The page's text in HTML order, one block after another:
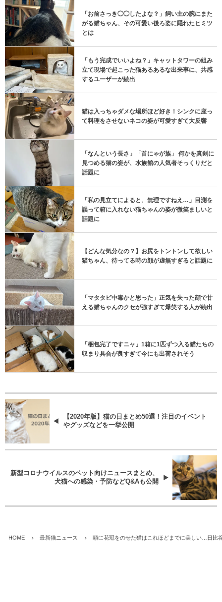
「お前さっき◯◯したよな？」飼い主の腕にまた
がる猫ちゃん、その可愛い後ろ姿に隠れたヒミツ
とは
「もう完成でいいよね？」キャットタワーの組み
立て現場で起こった猫あるあるな出来事に、共感
するユーザーが続出
猫は入っちゃダメな場所ほど好き！シンクに座っ
て料理をさせないネコの姿が可愛すぎて大反響
「なんという長さ」「首にゃが族」 何かを真剣に
見つめる猫の姿が、水族館の人気者そっくりだと
話題に
「私の見立てによると、無理ですねえ…」目測を
誤って箱に入れない猫ちゃんの姿が微笑ましいと
話題に
【どんな気分なの？】お尻をトントンして欲しい
猫ちゃん、待ってる時の顔が虚無すぎると話題に
「マタタビ中毒かと思った」正気を失った顔で甘
える猫ちゃんのクセが強すぎて爆笑する人が続出
「梱包完了ですニャ」1箱に1匹ずつ入る猫たちの
収まり具合が良すぎて今にも出荷されそう
【2020年版】猫の日まとめ50選！注目のイベント
やグッズなどを一挙公開
新型コロナウイルスのペット向けニュースまとめ、
犬猫への感染・予防などQ&Aも公開
HOME 最新猫ニュース 頭に花冠をのせた猫はこれほどまでに美しい…日比